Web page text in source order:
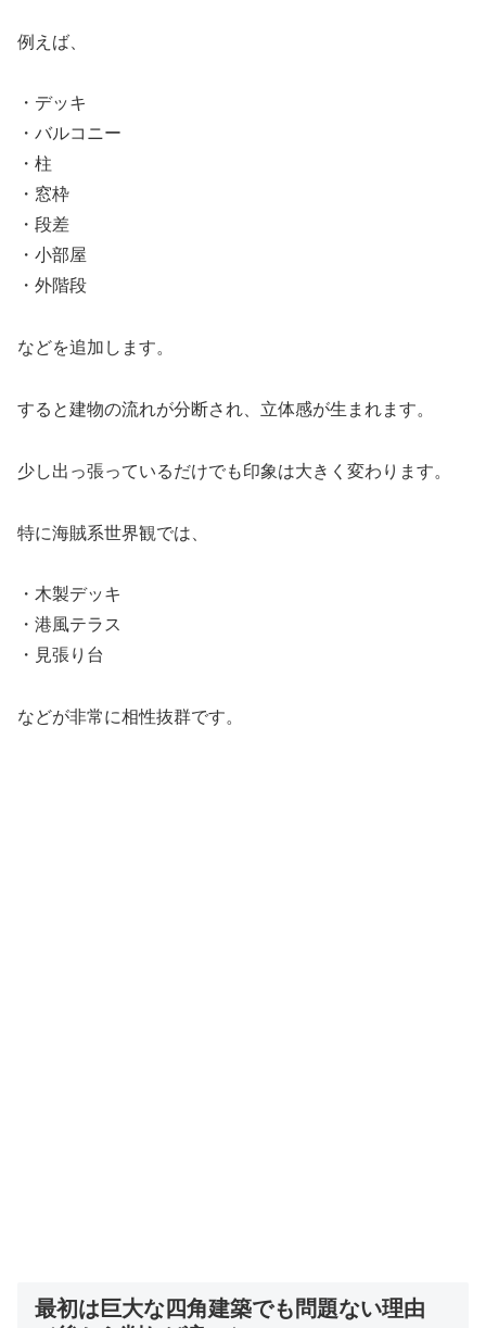
例えば、
・デッキ
・バルコニー
・柱
・窓枠
・段差
・小部屋
・外階段
などを追加します。
すると建物の流れが分断され、立体感が生まれます。
少し出っ張っているだけでも印象は大きく変わります。
特に海賊系世界観では、
・木製デッキ
・港風テラス
・見張り台
などが非常に相性抜群です。
最初は巨大な四角建築でも問題ない理由